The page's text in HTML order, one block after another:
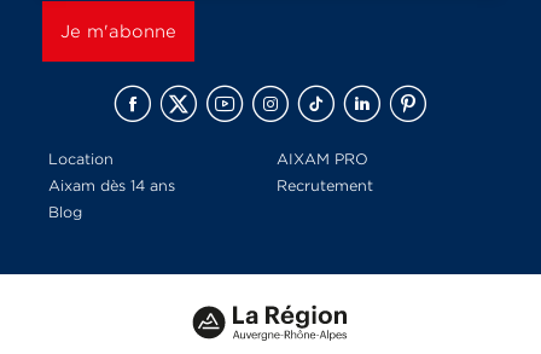
Location
AIXAM PRO
Aixam dès 14 ans
Recrutement
Blog